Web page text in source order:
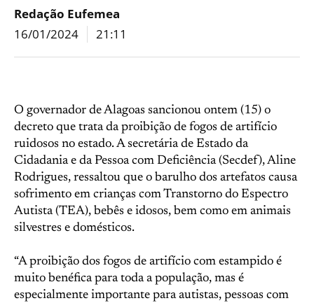
Redação Eufemea
16/01/2024
21:11
O governador de Alagoas sancionou ontem (15) o
decreto que trata da proibição de fogos de artifício
ruidosos no estado. A secretária de Estado da
Cidadania e da Pessoa com Deficiência (Secdef), Aline
Rodrigues, ressaltou que o barulho dos artefatos causa
sofrimento em crianças com Transtorno do Espectro
Autista (TEA), bebês e idosos, bem como em animais
silvestres e domésticos.
“A proibição dos fogos de artifício com estampido é
muito benéfica para toda a população, mas é
especialmente importante para autistas, pessoas com